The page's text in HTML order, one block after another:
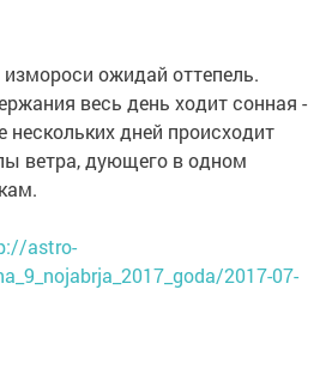
ожидай оттепель.
весь день ходит сонная -
нескольких дней происходит
ветра, дующего в одном
astro-
2017-07-